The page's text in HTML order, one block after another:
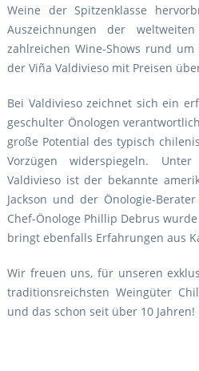
Weine der Spitzenklasse
Auszeichnungen der
zahlreichen Wine-Shows rund
der Viña Valdivieso mit Preisen
Bei Valdivieso zeichnet sich ein
geschulter Önologen
große Potential des typisch
Vorzügen widerspiegeln.
Valdivieso ist der bekannte
Jackson und der Önologie-
Chef-Önologe Phillip Debrus
bringt ebenfalls Erfahrungen aus
Wir freuen uns, für unseren
traditionsreichsten Weingüter
und das schon seit über 10 Jahren!